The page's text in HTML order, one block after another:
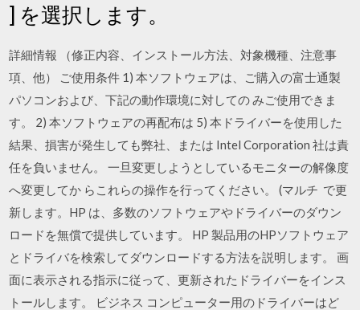
] を選択します。
詳細情報 （修正内容、インストール方法、対象機種、注意事
項、他） ご使用条件 1) 本ソフトウェアは、ご購入の富士通製
パソコンおよび、下記の動作環境に対しての みご使用できま
す。 2) 本ソフトウェアの再配布は 5) 本ドライバーを使用した
結果、損害が発生しても弊社、または Intel Corporation 社は責
任を負いません。 一旦変更しようとしているモニターの解像度
へ変更してか らこれらの操作を行ってください。 (マルチ で更
新します。HP は、多数のソフトウェアやドライバーのダウン
ロードを無償で提供しています。 HP 製品用のHPソフトウェア
とドライバを検索してダウンロードする方法を説明します。 画
面に表示される指示に従って、更新されたドライバーをインス
トールします。 ビジネス コンピューター用のドライバーはど